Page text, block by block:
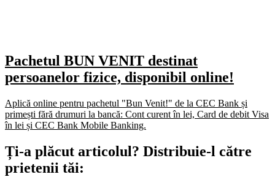
Pachetul BUN VENIT destinat
persoanelor fizice, disponibil online!
Aplică online pentru pachetul "Bun Venit!" de la CEC Bank și
primești fără drumuri la bancă: Cont curent în lei, Card de debit Visa
în lei și CEC Bank Mobile Banking.​
Ți-a plăcut articolul? Distribuie-l către
prietenii tăi: